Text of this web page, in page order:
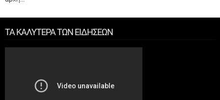
ΤΑ ΚΑΛΥΤΕΡΑ ΤΩΝ ΕΙΔΗΣΕΩΝ